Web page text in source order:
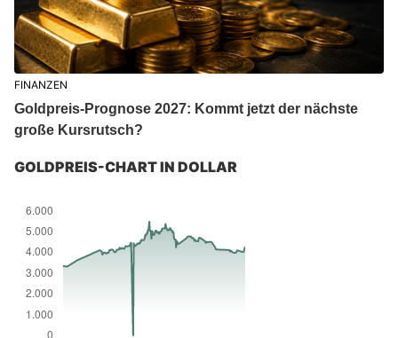
FINANZEN
Goldpreis-Prognose 2027: Kommt jetzt der nächste
große Kursrutsch?
GOLDPREIS-CHART IN DOLLAR